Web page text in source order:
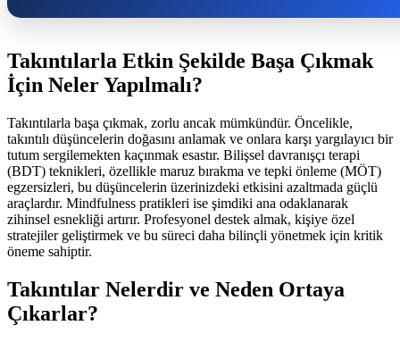
Takıntılarla Etkin Şekilde Başa Çıkmak
İçin Neler Yapılmalı?
Takıntılarla başa çıkmak, zorlu ancak mümkündür. Öncelikle,
takıntılı düşüncelerin doğasını anlamak ve onlara karşı yargılayıcı bir
tutum sergilemekten kaçınmak esastır. Bilişsel davranışçı terapi
(BDT) teknikleri, özellikle maruz bırakma ve tepki önleme (MÖT)
egzersizleri, bu düşüncelerin üzerinizdeki etkisini azaltmada güçlü
araçlardır. Mindfulness pratikleri ise şimdiki ana odaklanarak
zihinsel esnekliği artırır. Profesyonel destek almak, kişiye özel
stratejiler geliştirmek ve bu süreci daha bilinçli yönetmek için kritik
öneme sahiptir.
Takıntılar Nelerdir ve Neden Ortaya
Çıkarlar?